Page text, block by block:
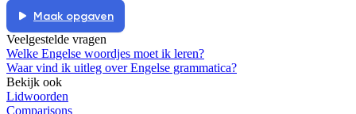
Maak opgaven
Veelgestelde vragen
Welke Engelse woordjes moet ik leren?
Waar vind ik uitleg over Engelse grammatica?
Bekijk ook
Lidwoorden
Comparisons